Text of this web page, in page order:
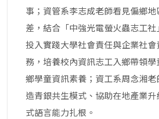
事；資管系李志成老師看見偏鄉地
差，結合「中強光電螢火蟲志工社
投入實踐大學社會責任與企業社會
務，培養校內資訊志工入鄉帶領學
鄉學童資訊素養；資工系周念湘老
造青銀共生模式、協助在地產業升
式語言能力扎根。